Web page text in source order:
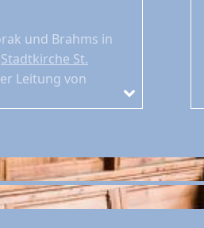
und Brahms in
Stadtkirche St.
Leitung von